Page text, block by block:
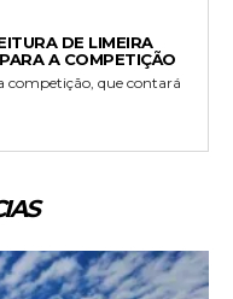
DE LIMEIRA
A COMPETIÇÃO
competição, que contará